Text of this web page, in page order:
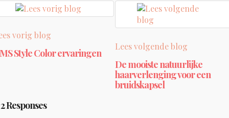
vorig blog
Style Color ervaringen
Lees volgende blog
De mooiste natuurlijke
haarverlenging voor een
bruidskapsel
2 Responses